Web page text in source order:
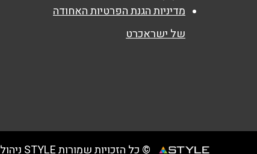
מדיניות הגנת הפרטיות האחודה
של ישראכרט
© כל הזכויות שמורות STYLE ניהול מועדוני לקוחות